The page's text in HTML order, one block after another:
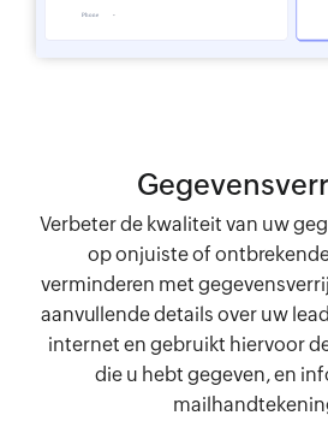
Verbeter de kwaliteit van uw
op onjuiste of
verminderen met
aanvullende details over uw
internet en gebruikt hiervoor
die u hebt gegeven, en